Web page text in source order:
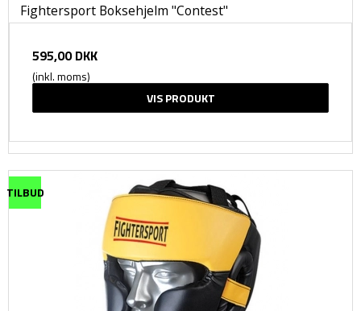
Fightersport Boksehjelm "Contest"
595,00 DKK
(inkl. moms)
VIS PRODUKT
TILBUD